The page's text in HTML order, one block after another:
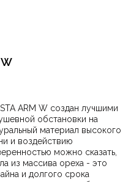
ARM W создан лучшими
обстановки на
материал высокого
и воздействию
можно сказать,
из массива ореха - это
и долгого срока